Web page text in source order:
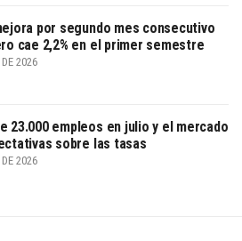
por segundo mes consecutivo
cae 2,2% en el primer semestre
2026
23.000 empleos en julio y el mercado
sobre las tasas
2026